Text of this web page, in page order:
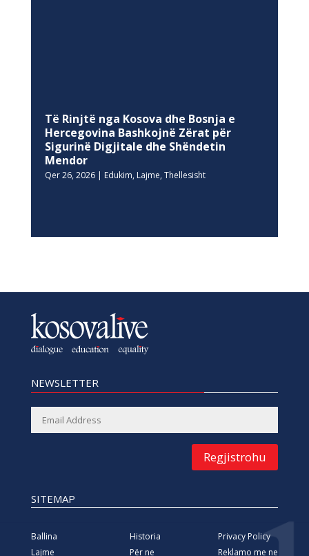
Të Rinjtë nga Kosova dhe Bosnja e
Hercegovina Bashkojnë Zërat për
Sigurinë Digjitale dhe Shëndetin
Mendor
Qer 26, 2026| Edukim, Lajme, Thellesisht
NEWSLETTER
Regjistrohu
SITEMAP
Ballina
Lajme
Historia
Për ne
Privacy Policy
Reklamo me ne